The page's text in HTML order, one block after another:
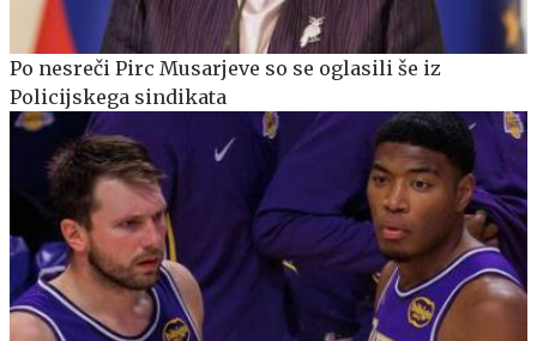
Po nesreči Pirc Musarjeve so se oglasili še iz
Policijskega sindikata